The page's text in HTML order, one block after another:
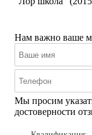
Нам важно ваше
Мы просим
достоверности